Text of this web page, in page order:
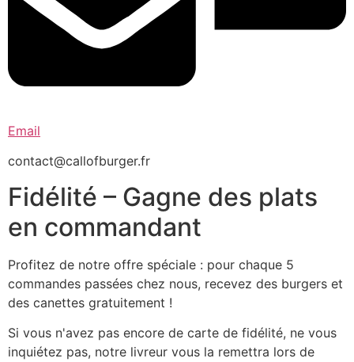
Email
contact@callofburger.fr
Fidélité – Gagne des plats
en commandant
Profitez de notre offre spéciale : pour chaque 5
commandes passées chez nous, recevez des burgers et
des canettes gratuitement !
Si vous n'avez pas encore de carte de fidélité, ne vous
inquiétez pas, notre livreur vous la remettra lors de